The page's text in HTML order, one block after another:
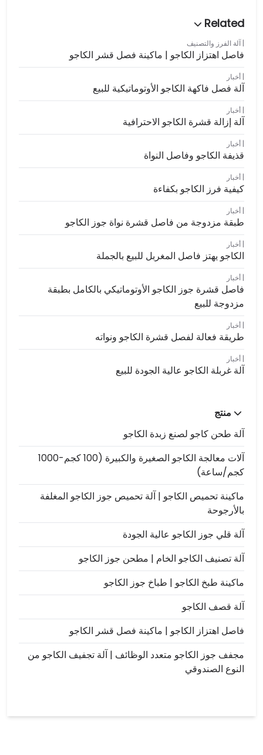
آلة الفرز والتصنيف
فاصل اهتزاز الكاجو | ماكينة فصل قشر الكاجو
أخبار
آلة فصل فاكهة الكاجو الأوتوماتيكية للبيع
أخبار
آلة إزالة قشرة الكاجو الاحترافية
أخبار
قذيفة الكاجو وفاصل النواة
أخبار
كيفية فرز الكاجو بكفاءة
أخبار
طبقة مزدوجة من فاصل قشرة نواة جوز الكاجو
أخبار
الكاجو يهتز فاصل المغربل للبيع بالجملة
أخبار
فاصل قشرة جوز الكاجو الأوتوماتيكي بالكامل بطبقة
مزدوجة للبيع
أخبار
طريقة فعالة لفصل قشرة الكاجو ونواته
أخبار
آلة غربلة الكاجو عالية الجودة للبيع
منتج
آلة طحن كاجو لصنع زبدة الكاجو
آلات معالجة الكاجو الصغيرة والكبيرة (100 كجم-1000
كجم/ساعة)
ماكينة تحميص الكاجو | آلة تحميص جوز الكاجو المغلفة
بالأرجوحة
آلة قلي جوز الكاجو عالية الجودة
آلة تصنيف الكاجو الخام | مطحن جوز الكاجو
ماكينة طبخ الكاجو | طباخ جوز الكاجو
آلة قصف الكاجو
فاصل اهتزاز الكاجو | ماكينة فصل قشر الكاجو
مجفف جوز الكاجو متعدد الوظائف | آلة تجفيف الكاجو من
النوع الصندوقي